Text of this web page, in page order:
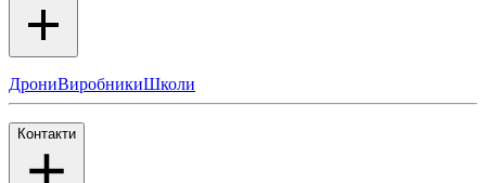
ДрониВиробникиШколи
Контакти